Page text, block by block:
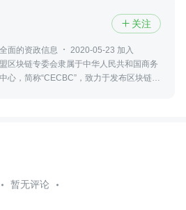
 关注
面的资政信息
2020-05-23 加入
区块链专委会隶属于中华人民共和国商务
心，简称“CECBC”，致力于发布区块链领
暂无评论